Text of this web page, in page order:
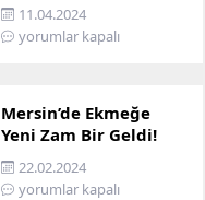
sebebi…
11.04.2024
yorumlar kapalı
Mersin’de Ekmeğe
Yeni Zam Bir Geldi!
İşte Mersin’in Zamlı
Ekmek Fiyatı!
22.02.2024
yorumlar kapalı